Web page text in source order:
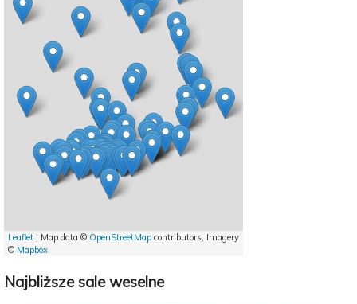
Leaflet | Map data © OpenStreetMap contributors, Imagery
© Mapbox
Najbliższe sale weselne